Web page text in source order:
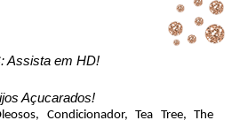
Assista em HD!
Açucarados!
, Condicionador, Tea Tree, The